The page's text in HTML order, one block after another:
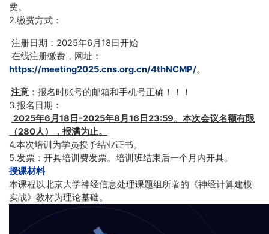
费。
2.缴费方式：
注册日期：2025年6月18日开始
在线注册缴费，网址：
https://meeting2025.cns.org.cn/4thNCMP/。
注意 ：报名时账号的邮箱和手机号正确！！！
3.报名日期：
2025年6月18日-2025年8月16日23:59。 本次会议名额有限
（280人），报满为止。
4.本次培训为学员授予结业证书。
5.发票：开具培训费发票。培训班结束后一个月内开具。
授课材料
本课程以北京大学神经信息处理课题组所著的《神经计算建模
实战》教材为理论基础。